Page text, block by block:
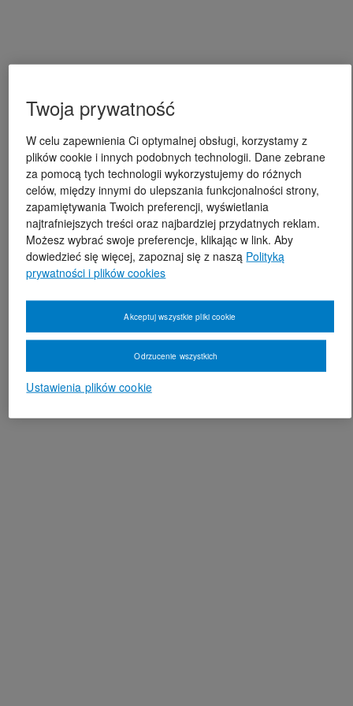
Twoja prywatność
W celu zapewnienia Ci optymalnej obsługi, korzystamy z
plików cookie i innych podobnych technologii. Dane zebrane
za pomocą tych technologii wykorzystujemy do różnych
celów, między innymi do ulepszania funkcjonalności strony,
zapamiętywania Twoich preferencji, wyświetlania
najtrafniejszych treści oraz najbardziej przydatnych reklam.
Możesz wybrać swoje preferencje, klikając w link. Aby
dowiedzieć się więcej, zapoznaj się z naszą Polityką
prywatności i plików cookies
Ustawienia plików cookie
Odrzucenie wszystkich
Akceptuj wszystkie pliki cookie